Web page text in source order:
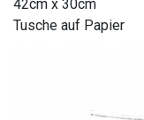
42cm x 30cm
Tusche auf Papier